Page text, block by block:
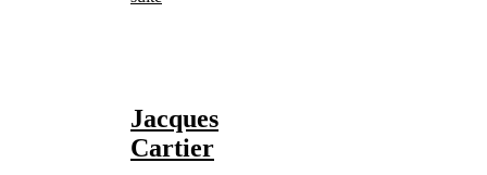
Jacques
Cartier